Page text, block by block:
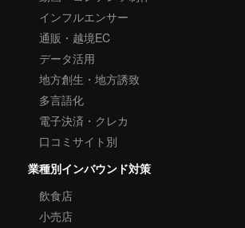
インフルエンサー
通販・越境EC
データ活用
地方創生・地方誘致
多言語化
電子決済・クレカ
口コミサイト別
業種別インバウンド対策
飲食店
小売店